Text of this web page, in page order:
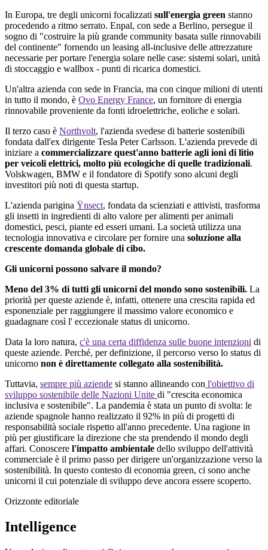
In Europa, tre degli unicorni focalizzati sull'energia green stanno
procedendo a ritmo serrato. Enpal, con sede a Berlino, persegue il
sogno di "costruire la più grande community basata sulle rinnovabili
del continente" fornendo un leasing all-inclusive delle attrezzature
necessarie per portare l'energia solare nelle case: sistemi solari, unità
di stoccaggio e wallbox - punti di ricarica domestici.
Un'altra azienda con sede in Francia, ma con cinque milioni di utenti
in tutto il mondo, è Ovo Energy France, un fornitore di energia
rinnovabile proveniente da fonti idroelettriche, eoliche e solari.
Il terzo caso è Northvolt, l'azienda svedese di batterie sostenibili
fondata dall'ex dirigente Tesla PeterCarlsson. L'azienda prevede di
iniziare a commercializzare quest'anno batterie agli ioni di litio
per veicoli elettrici, molto più ecologiche di quelle tradizionali.
Volskwagen, BMW e il fondatore di Spotify sono alcuni degli
investitori più noti di questa startup.
L'azienda parigina Ÿnsect, fondata da scienziati e attivisti, trasforma
gli insetti in ingredienti di alto valore peralimenti peranimali
domestici, pesci, piante ed esseri umani. La società utilizza una
tecnologia innovativa e circolare perfornire una soluzione alla
crescente domanda globale di cibo.
Gli unicorni possono salvare il mondo?
Meno del 3% di tutti gli unicorni del mondo sono sostenibili. La
priorità perqueste aziende è, infatti, ottenere una crescita rapida ed
esponenziale perraggiungere il massimo valore economico e
guadagnare così l' eccezionale status di unicorno.
Data la loro natura, c'è una certa diffidenza sulle buone intenzioni di
queste aziende. Perché, perdefinizione, il percorso verso lo status di
unicorno non è direttamente collegato alla sostenibilità.
Tuttavia, sempre più aziende si stanno allineando con l'obiettivo di
sviluppo sostenibile delle Nazioni Unite di "crescita economica
inclusiva e sostenibile". La pandemia è stata un punto di svolta: le
aziende spagnole hanno realizzato il 92% in più di progetti di
responsabilità sociale rispetto all'anno precedente. Una ragione in
più per giustificare la direzione che sta prendendo il mondo degli
affari. Conoscere l'impatto ambientale dello sviluppo dell'attività
commerciale è il primo passo per dirigere un'organizzazione verso la
sostenibilità. In questo contesto di economia green, ci sono anche
unicorni il cui potenziale di sviluppo deve ancora essere scoperto.
Orizzonte editoriale
Intelligence